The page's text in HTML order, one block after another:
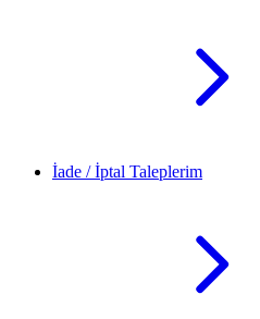
İade / İptal Taleplerim